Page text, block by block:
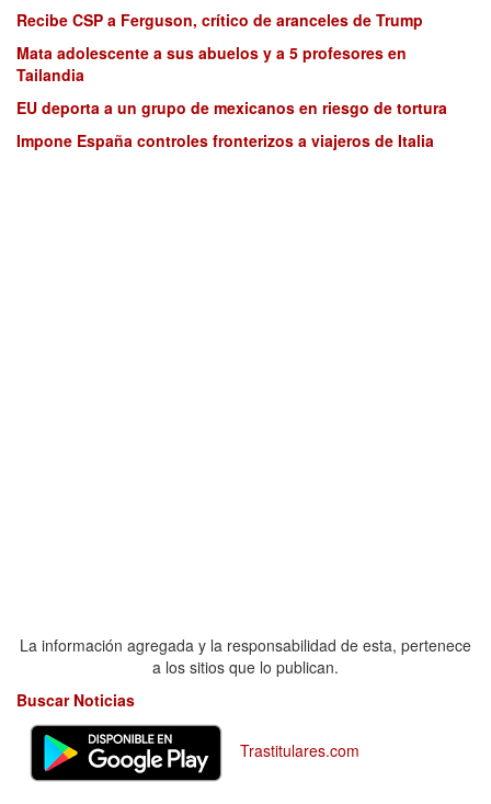
Recibe CSP a Ferguson, crítico de aranceles de Trump
Mata adolescente a sus abuelos y a 5 profesores en
Tailandia
EU deporta a un grupo de mexicanos en riesgo de tortura
Impone España controles fronterizos a viajeros de Italia
La información agregada y la responsabilidad de esta, pertenece
a los sitios que lo publican.
Buscar Noticias
Trastitulares.com